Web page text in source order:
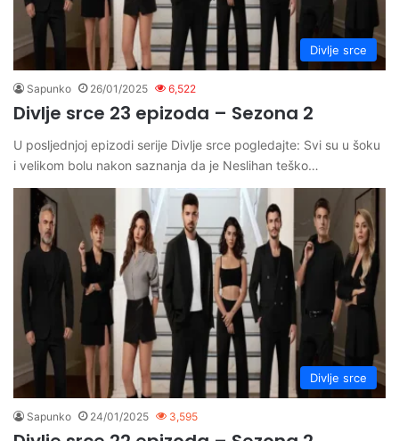
Divlje srce
Sapunko 26/01/2025 6,522
Divlje srce 23 epizoda – Sezona 2
U posljednjoj epizodi serije Divlje srce pogledajte: Svi su u šoku
i velikom bolu nakon saznanja da je Neslihan teško…
Divlje srce
Sapunko 24/01/2025 3,595